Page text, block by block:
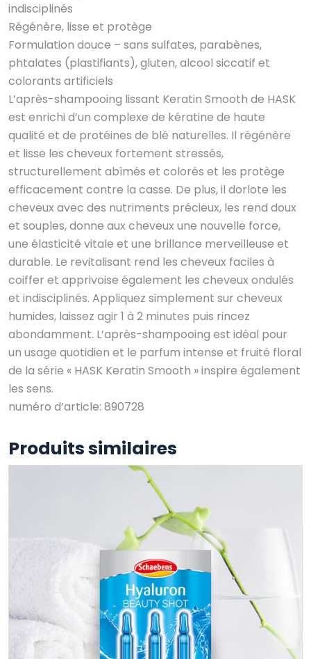
indisciplinés
Régénère, lisse et protège
Formulation douce – sans sulfates, parabènes,
phtalates (plastifiants), gluten, alcool siccatif et
colorants artificiels
L’après-shampooing lissant Keratin Smooth de HASK
est enrichi d’un complexe de kératine de haute
qualité et de protéines de blé naturelles. Il régénère
et lisse les cheveux fortement stressés,
structurellement abîmés et colorés et les protège
efficacement contre la casse. De plus, il dorlote les
cheveux avec des nutriments précieux, les rend doux
et souples, donne aux cheveux une nouvelle force,
une élasticité vitale et une brillance merveilleuse et
durable. Le revitalisant rend les cheveux faciles à
coiffer et apprivoise également les cheveux ondulés
et indisciplinés. Appliquez simplement sur cheveux
humides, laissez agir 1 à 2 minutes puis rincez
abondamment. L’après-shampooing est idéal pour
un usage quotidien et le parfum intense et fruité floral
de la série « HASK Keratin Smooth » inspire également
les sens.
numéro d’article: 890728
Produits similaires